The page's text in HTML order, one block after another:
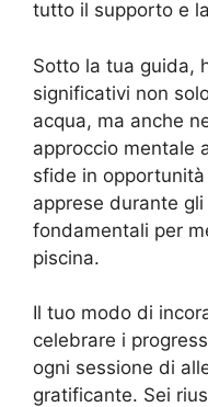
tutto il supporto e
Sotto la tua guida,
significativi non
acqua, ma anche
approccio mentale
sfide in
apprese durante
fondamentali per
piscina.
Il tuo modo di
celebrare i
ogni sessione di
gratificante. Sei